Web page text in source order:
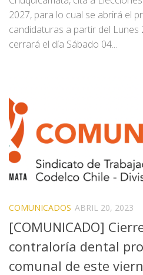
2027, para lo cual se abrirá el
candidaturas a partir del Lunes
cerrará el día Sábado 04...
COMUNICADOS ABRIL 20, 2023
[COMUNICADO]
contraloría dental
comunal de este